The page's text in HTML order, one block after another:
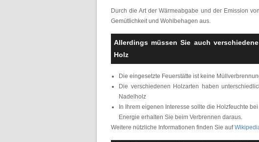
Durch die Art der Wärmeabgabe und der Emission
Gemütlichkeit und Wohlbehagen aus.
Allerdings müssen Sie auch
Holz
Die eingesetzte Feuerstätte ist keine
Die verschiedenen Holzarten haben
Nadelholz
In Ihrem eigenen Interesse sollte die Holzfeuchte
Energie erhalten Sie beim Verbrennen daraus.
Weitere nützliche Informationen finden Sie auf